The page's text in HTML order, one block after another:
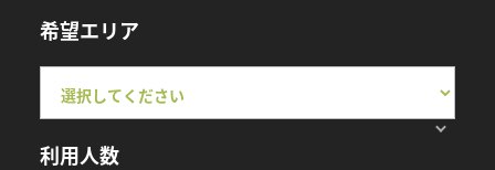
希望エリア
利用人数